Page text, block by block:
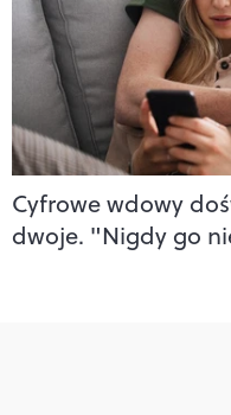
Cyfrowe wdowy
dwoje. "Nigdy go